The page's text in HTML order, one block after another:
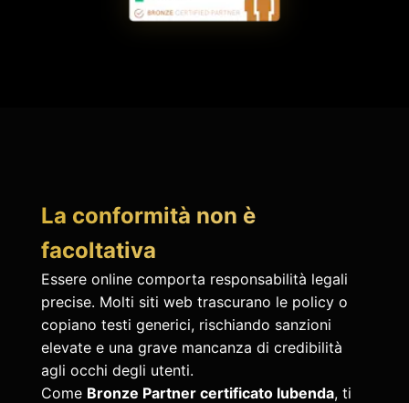
La conformità non è
facoltativa
Essere online comporta responsabilità legali
precise. Molti siti web trascurano le policy o
copiano testi generici, rischiando sanzioni
elevate e una grave mancanza di credibilità
agli occhi degli utenti.
Come Bronze Partner certificato Iubenda, ti